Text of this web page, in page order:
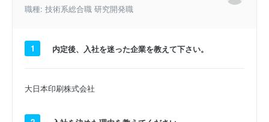
職種: 技術系総合職 研究開発職
1 内定後、入社を迷った企業を教えて下さい。
大日本印刷株式会社